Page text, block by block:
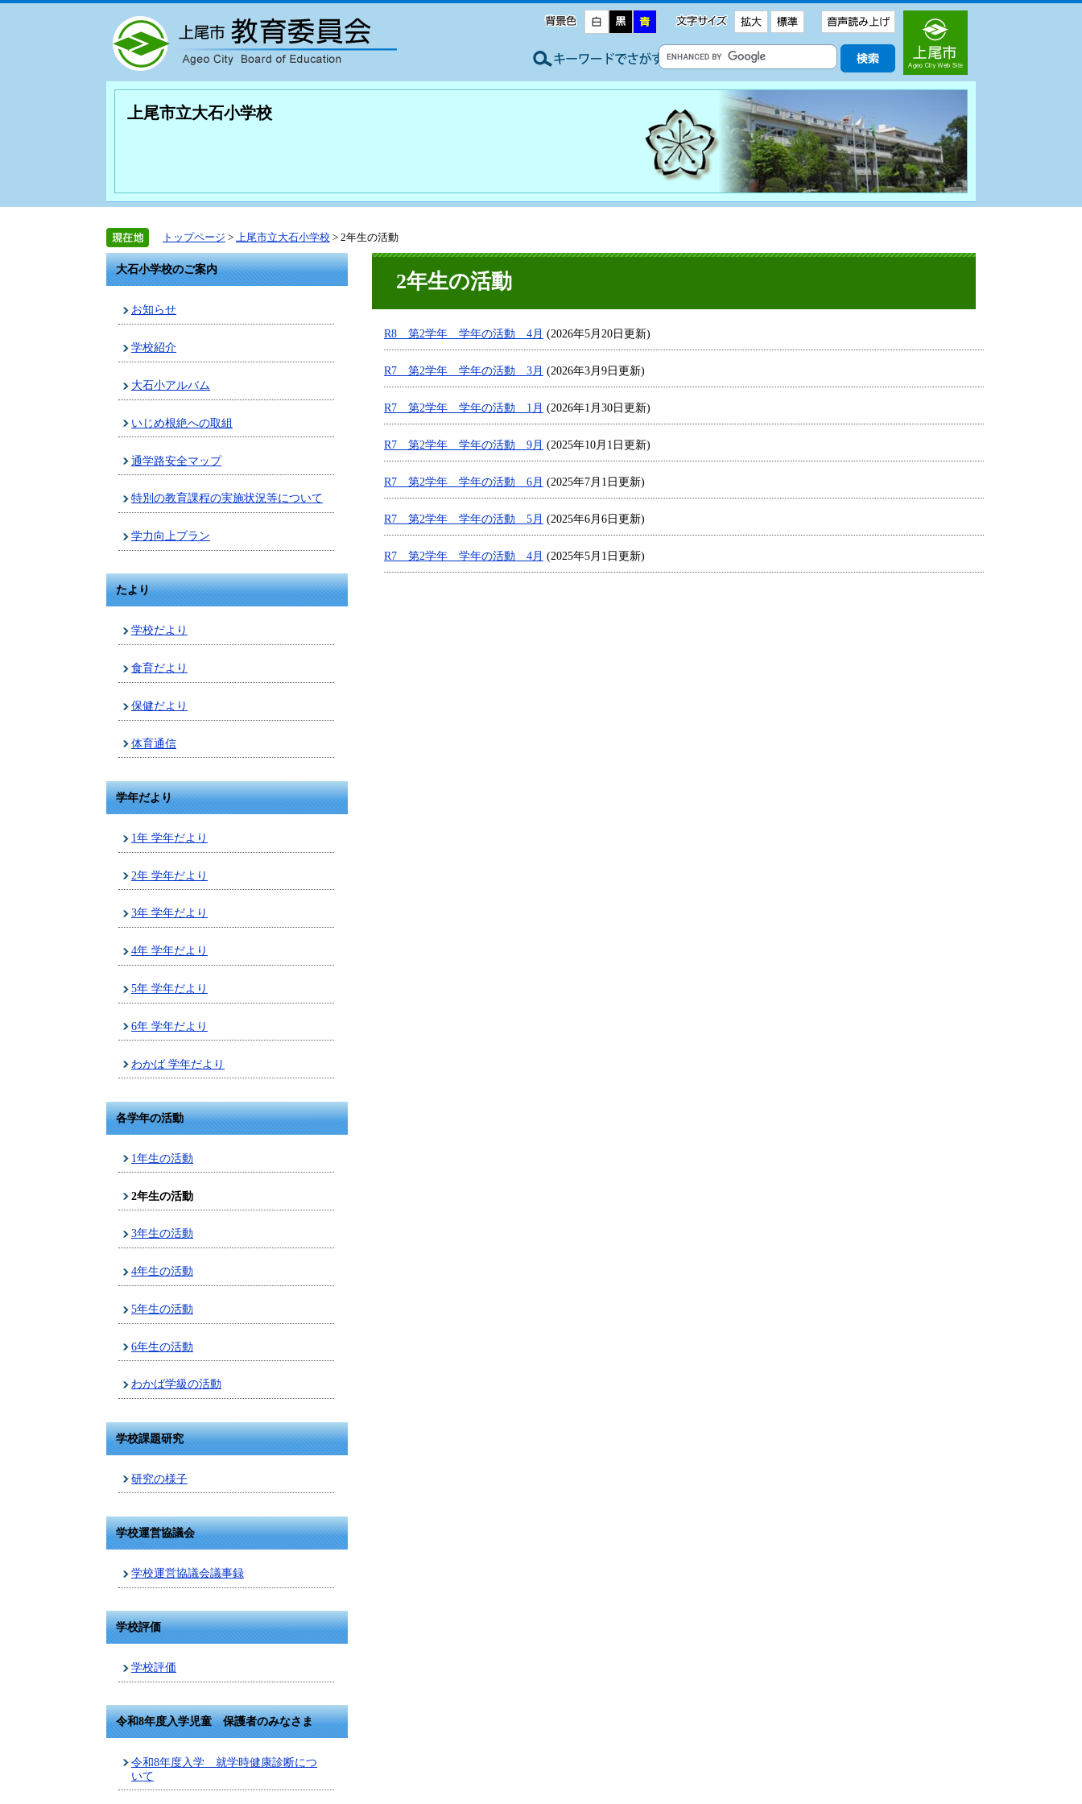
上尾市立大石小学校
トップページ > 上尾市立大石小学校 > 2年生の活動
大石小学校のご案内
お知らせ
学校紹介
大石小アルバム
いじめ根絶への取組
通学路安全マップ
特別の教育課程の実施状況等について
学力向上プラン
たより
学校だより
食育だより
保健だより
体育通信
学年だより
1年 学年だより
2年 学年だより
3年 学年だより
4年 学年だより
5年 学年だより
6年 学年だより
わかば 学年だより
各学年の活動
1年生の活動
2年生の活動
3年生の活動
4年生の活動
5年生の活動
6年生の活動
わかば学級の活動
学校課題研究
研究の様子
学校運営協議会
学校運営協議会議事録
学校評価
学校評価
令和8年度入学児童 保護者のみなさま
令和8年度入学 就学時健康診断につ
いて
2年生の活動
R8 第2学年 学年の活動 4月 (2026年5月20日更新)
R7 第2学年 学年の活動 3月 (2026年3月9日更新)
R7 第2学年 学年の活動 1月 (2026年1月30日更新)
R7 第2学年 学年の活動 9月 (2025年10月1日更新)
R7 第2学年 学年の活動 6月 (2025年7月1日更新)
R7 第2学年 学年の活動 5月 (2025年6月6日更新)
R7 第2学年 学年の活動 4月 (2025年5月1日更新)